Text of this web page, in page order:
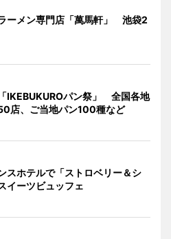
ーメン専門店「萬馬軒」 池袋2
IKEBUKUROパン祭」 全国各地
店、ご当地パン100種など
スホテルで「ストロベリー＆シ
イーツビュッフェ